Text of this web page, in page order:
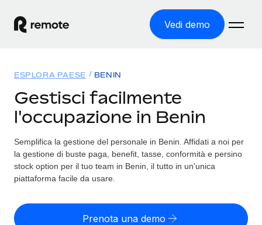
Vedi demo
ASSUMI NEL MONDO
Global Payroll
Gestisci il payroll a norma, in tutta semplicità
Employer of Record
Contractor Management
Soluzioni
COPERTURA GLOBALE
Ricerca paesi
Trova i servizi di supporto all’impiego per ogni Paese
Confronta Remote
Scopri come ci confrontiamo con gli altri
Tariffe
ESPLORA PAESE BENIN
Gestisci facilmente
l'occupazione in Benin
Semplifica la gestione del personale in Benin. Affidati a noi per
la gestione di buste paga, benefit, tasse, conformità e persino
stock option per il tuo team in Benin, il tutto in un'unica
piattaforma facile da usare.
Prenota una demo